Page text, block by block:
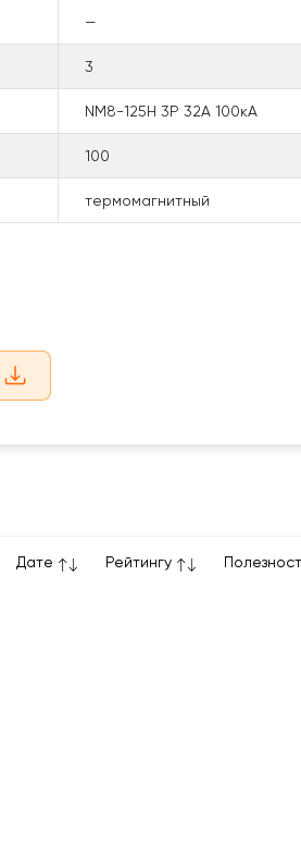
—
3
NM8-125H 3P 32А 100кА
100
термомагнитный
Дате Рейтингу